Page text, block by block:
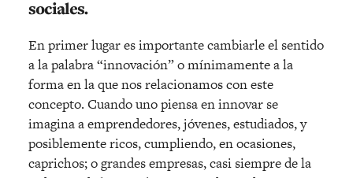
sociales.
En primer lugar es importante cambiarle el sentido
a la palabra “innovación” o mínimamente a la
forma en la que nos relacionamos con este
concepto. Cuando uno piensa en innovar se
imagina a emprendedores, jóvenes, estudiados, y
posiblemente ricos, cumpliendo, en ocasiones,
caprichos; o grandes empresas, casi siempre de la